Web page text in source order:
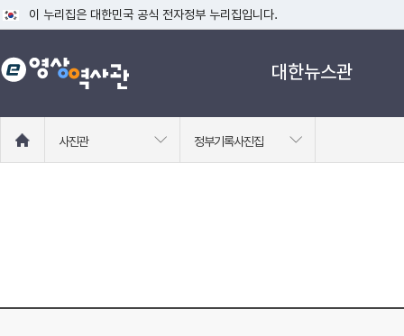
이 누리집은 대한민국 공식 전자정부 누리집입니다.
공식 누리집 주소 확인하기
go.kr 주소를 사용하는 누리집은 대한민국 정부기관이 관리하는 누리집입니
대한뉴스관
로
사진관 정부기록사진집